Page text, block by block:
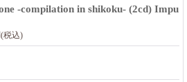
-compilation in shikoku- (2cd) Impu
(税込)